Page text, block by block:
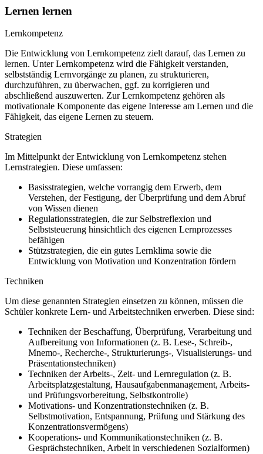
Lernen lernen
Lernkompetenz
Die Entwicklung von Lernkompetenz zielt darauf, das Lernen zu
lernen. Unter Lernkompetenz wird die Fähigkeit verstanden,
selbstständig Lernvorgänge zu planen, zu strukturieren,
durchzuführen, zu überwachen, ggf. zu korrigieren und
abschließend auszuwerten. Zur Lernkompetenz gehören als
motivationale Komponente das eigene Interesse am Lernen und die
Fähigkeit, das eigene Lernen zu steuern.
Strategien
Im Mittelpunkt der Entwicklung von Lernkompetenz stehen
Lernstrategien. Diese umfassen:
Basisstrategien, welche vorrangig dem Erwerb, dem
Verstehen, der Festigung, der Überprüfung und dem Abruf
von Wissen dienen
Regulationsstrategien, die zur Selbstreflexion und
Selbststeuerung hinsichtlich des eigenen Lernprozesses
befähigen
Stützstrategien, die ein gutes Lernklima sowie die
Entwicklung von Motivation und Konzentration fördern
Techniken
Um diese genannten Strategien einsetzen zu können, müssen die
Schüler konkrete Lern- und Arbeitstechniken erwerben. Diese sind:
Techniken der Beschaffung, Überprüfung, Verarbeitung und
Aufbereitung von Informationen (z. B. Lese-, Schreib-,
Mnemo-, Recherche-, Strukturierungs-, Visualisierungs- und
Präsentationstechniken)
Techniken der Arbeits-, Zeit- und Lernregulation (z. B.
Arbeitsplatzgestaltung, Hausaufgabenmanagement, Arbeits-
und Prüfungsvorbereitung, Selbstkontrolle)
Motivations- und Konzentrationstechniken (z. B.
Selbstmotivation, Entspannung, Prüfung und Stärkung des
Konzentrationsvermögens)
Kooperations- und Kommunikationstechniken (z. B.
Gesprächstechniken, Arbeit in verschiedenen Sozialformen)